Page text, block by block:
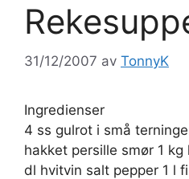
31/12/2007 av TonnyK
Ingredienser
4 ss gulrot i små
hakket persille smør 1 kg
dl hvitvin salt pepper 1 l